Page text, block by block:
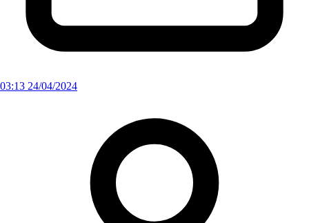
03:13 24/04/2024